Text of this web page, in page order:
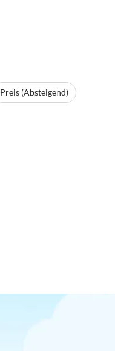
Preis (Absteigend)